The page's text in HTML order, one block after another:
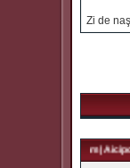
Zi de
| Aici